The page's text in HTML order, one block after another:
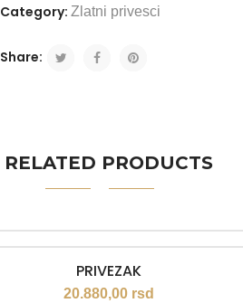
Category: Zlatni privesci
Share:
RELATED PRODUCTS
PRIVEZAK
20.880,00 rsd